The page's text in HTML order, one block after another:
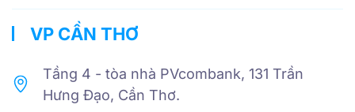
VP CẦN THƠ
Tầng 4 - tòa nhà PVcombank, 131 Trần
Hưng Đạo, Cần Thơ.